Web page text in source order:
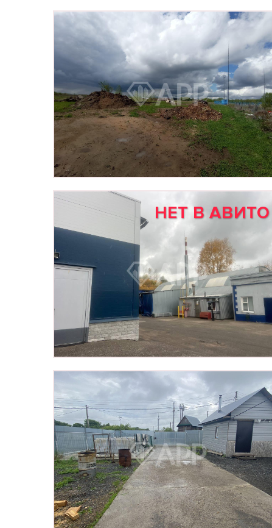
НЕТ В АВИТО